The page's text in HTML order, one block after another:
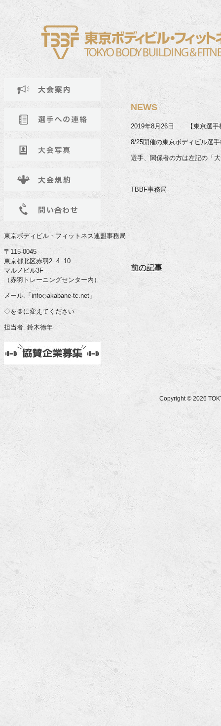
東京ボディビル・フィットネス連盟事務局
〒115-0045
東京都北区赤羽2−4−10
マルノビル3F
（赤羽トレーニングセンター内）
メール.「info◇akabane-tc.net」
◇を＠に変えてください
担当者. 鈴木徳年
NEWS
2019年8月26日 【東京選手
8/25開催の東京ボディビル選
選手、関係者の方は左記の「
TBBF事務局
前の記事
Copyright © 2026